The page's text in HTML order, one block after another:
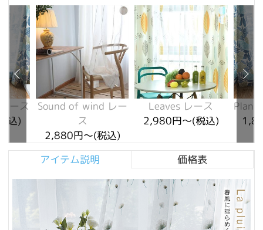
ース
込)
Sound of wind レー
ス
2,880円～(税込)
Leaves レース
2,980円～(税込)
アイテム説明 価格表